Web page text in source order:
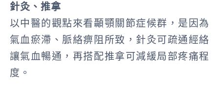
針灸、推拿
以中醫的觀點來看顳顎關節症候群，是因為
氣血瘀滯、脈絡痹阻所致，針灸可疏通經絡
讓氣血暢通，再搭配推拿可減緩局部疼痛程
度。